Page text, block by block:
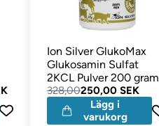
Ion Silver GlukoMax
Glukosamin Sulfat
2KCL Pulver 200 gram
328,00250,00 SEK
Lägg i
varukorg